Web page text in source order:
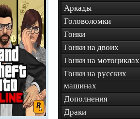
Аркады
Головоломки
Гонки
Гонки на двоих
Гонки на мотоциклах
Гонки на русских
машинах
Дополнения
Драки